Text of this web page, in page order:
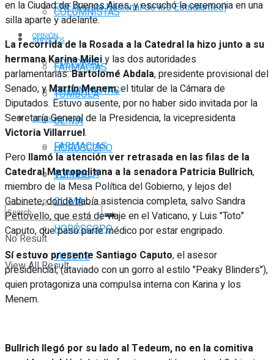
COLUMNISTAS
SERVICIOS
FARMACIAS
TOMBOLA
CLIMA
HORÓSCOPO
VUELOS
No Result
View All Result
FNE (Fiesta Nacional de los Estudiantes)
OPINIÓN
EDITORIAL
COLUMNISTAS
SERVICIOS
FARMACIAS
TOMBOLA
CLIMA
HORÓSCOPO
VUELOS
en la Ciudad de Buenos Aires, y escuchó la ceremonia en una
silla aparte y adelante.
La recorrida de la Rosada a la Catedral la hizo junto a su
hermana Karina Mileiy las dos autoridades
parlamentarias:Bartolomé Abdala, presidente provisional del
Senado, yMartín Menem, el titular de la Cámara de
Diputados. Estuvo ausente, por no haber sido invitada por la
Secretaría General de la Presidencia, la vicepresidenta
Victoria Villarruel.
Pero llamó la atención ver retrasada en las filas de la
Catedral Metropolitana a la senadora Patricia Bullrich,
miembro de la Mesa Política del Gobierno, y lejos del
Gabinete, donde había asistencia completa, salvo Sandra
Pettovello, que está de viaje en el Vaticano, y Luis "Toto"
Caputo, que pasó parte médico por estar engripado.
Sí estuvo presente Santiago Caputo, el asesor
presidencial, (ataviado con un gorro al estilo "Peaky Blinders"),
quien protagoniza una compulsa interna con Karina y los
Menem.
Bullrich llegó por su lado al Tedeum, no en la comitiva